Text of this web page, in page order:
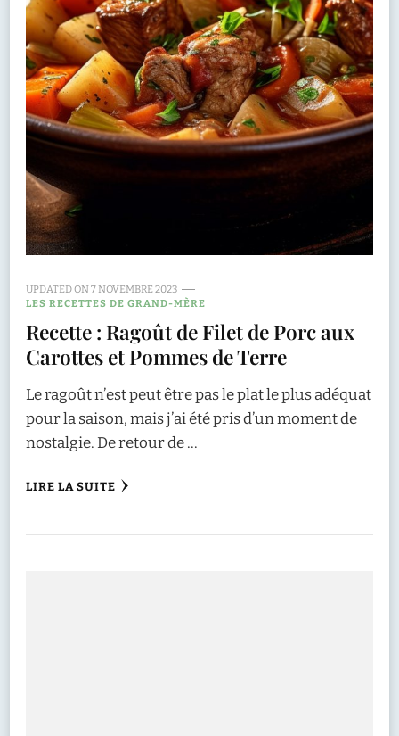
UPDATED ON7 NOVEMBRE 2023
LES RECETTES DE GRAND-MÈRE
Recette : Ragoût de Filet de Porc aux
Carottes et Pommes de Terre
Le ragoût n’est peut être pas le plat le plus adéquat
pour la saison, mais j’ai été pris d’un moment de
nostalgie. De retour de …
LIRE LA SUITE